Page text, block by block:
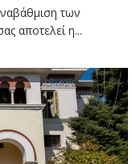
των
αποτελεί η...